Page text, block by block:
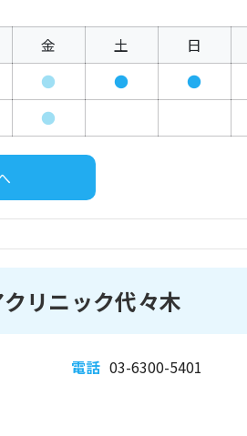
金 土 日
● ● ●
●
リニック代々木
電話 03-6300-5401